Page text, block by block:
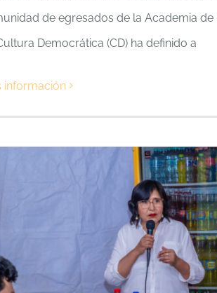
de egresados de la Academia
Democrática (CD) ha definido a
información